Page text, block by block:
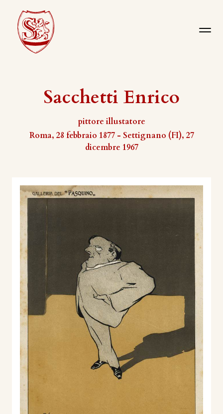
Sacchetti Enrico
pittore illustatore
Roma, 28 febbraio 1877 - Settignano (FI), 27
dicembre 1967